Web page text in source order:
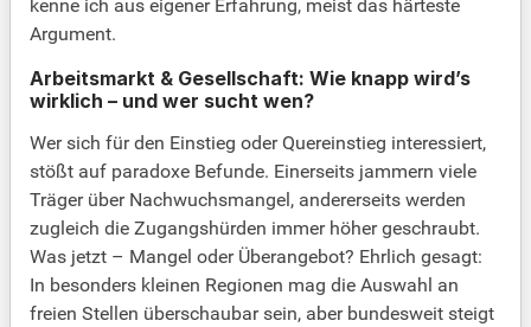
kenne ich aus eigener Erfahrung, meist das härteste
Argument.
Arbeitsmarkt & Gesellschaft: Wie knapp wird’s
wirklich – und wer sucht wen?
Wer sich für den Einstieg oder Quereinstieg interessiert,
stößt auf paradoxe Befunde. Einerseits jammern viele
Träger über Nachwuchsmangel, andererseits werden
zugleich die Zugangshürden immer höher geschraubt.
Was jetzt – Mangel oder Überangebot? Ehrlich gesagt:
In besonders kleinen Regionen mag die Auswahl an
freien Stellen überschaubar sein, aber bundesweit steigt